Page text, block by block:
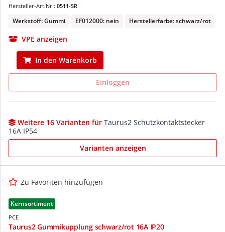
Hersteller-Art.Nr.: 0511-SR
Werkstoff: Gummi EF012000: nein Herstellerfarbe: schwarz/rot
VPE anzeigen
In den Warenkorb
Einloggen
Weitere 16 Varianten für Taurus2 Schutzkontaktstecker
16A IP54
Varianten anzeigen
Zu Favoriten hinzufügen
Kernsortiment
PCE
Taurus2 Gummikupplung schwarz/rot 16A IP20